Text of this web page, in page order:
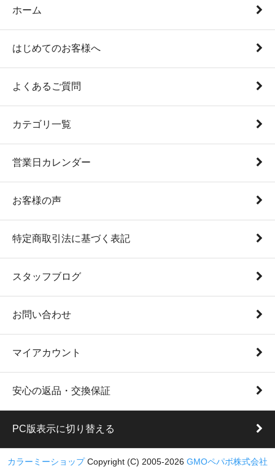
ホーム
はじめてのお客様へ
よくあるご質問
カテゴリ一覧
営業日カレンダー
お客様の声
特定商取引法に基づく表記
スタッフブログ
お問い合わせ
マイアカウント
安心の返品・交換保証
PC版表示に切り替える
カラーミーショップ Copyright (C) 2005-2026 GMOペパボ株式会社